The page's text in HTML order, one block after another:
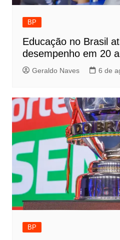
BP
Educação no Brasil
desempenho em 20
Geraldo Naves 6 de
BP